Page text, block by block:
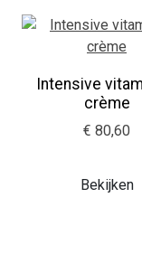
Intensive
crème
€ 80,60
Bekijken